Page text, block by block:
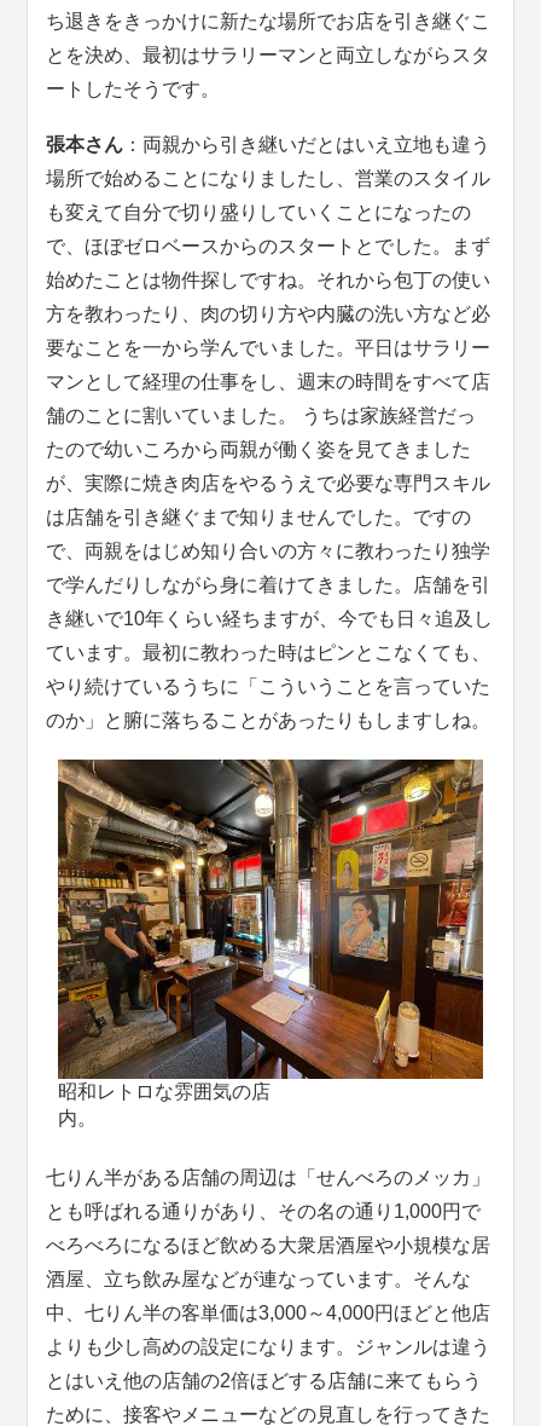
ち退きをきっかけに新たな場所でお店を引き継ぐこ
とを決め、最初はサラリーマンと両立しながらスタ
ートしたそうです。
張本さん ：両親から引き継いだとはいえ立地も違う
場所で始めることになりましたし、営業のスタイル
も変えて自分で切り盛りしていくことになったの
で、ほぼゼロベースからのスタートとでした。まず
始めたことは物件探しですね。それから包丁の使い
方を教わったり、肉の切り方や内臓の洗い方など必
要なことを一から学んでいました。平日はサラリー
マンとして経理の仕事をし、週末の時間をすべて店
舗のことに割いていました。 うちは家族経営だっ
たので幼いころから両親が働く姿を見てきました
が、実際に焼き肉店をやるうえで必要な専門スキル
は店舗を引き継ぐまで知りませんでした。ですの
で、両親をはじめ知り合いの方々に教わったり独学
で学んだりしながら身に着けてきました。店舗を引
き継いで10年くらい経ちますが、今でも日々追及し
ています。最初に教わった時はピンとこなくても、
やり続けているうちに「こういうことを言っていた
のか」と腑に落ちることがあったりもしますしね。
昭和レトロな雰囲気の店
七りん半がある店舗の周辺は「せんべろのメッカ」
とも呼ばれる通りがあり、その名の通り1,000円で
べろべろになるほど飲める大衆居酒屋や小規模な居
酒屋、立ち飲み屋などが連なっています。そんな
中、七りん半の客単価は3,000～4,000円ほどと他店
よりも少し高めの設定になります。ジャンルは違う
とはいえ他の店舗の2倍ほどする店舗に来てもらう
ために、接客やメニューなどの見直しを行ってきた